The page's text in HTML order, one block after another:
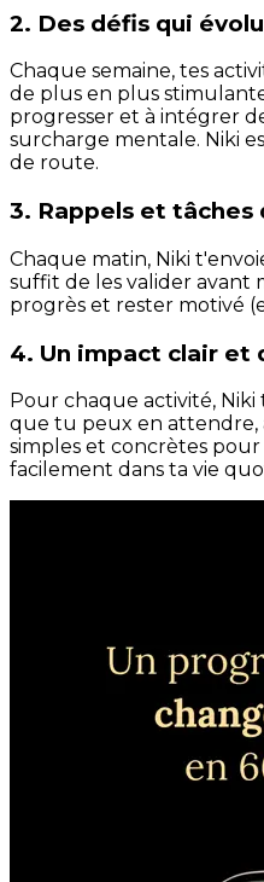
2. Des défis qui
Chaque semaine, tes
de plus en plus
progresser et à intégrer
surcharge mentale. Niki
de route.
3. Rappels et
Chaque matin, Niki
suffit de les valider avant
progrès et rester motivé
4. Un impact clair et
Pour chaque activité,
que tu peux en attendre,
simples et concrètes
facilement dans ta vie